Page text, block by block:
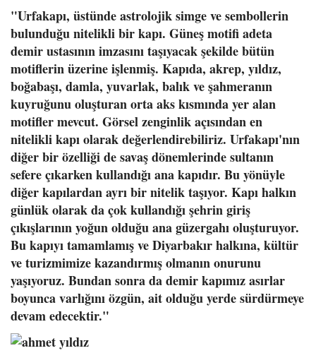
"Urfakapı, üstünde astrolojik simge ve sembollerin
bulunduğu nitelikli bir kapı. Güneş motifi adeta
demir ustasının imzasını taşıyacak şekilde bütün
motiflerin üzerine işlenmiş. Kapıda, akrep, yıldız,
boğabaşı, damla, yuvarlak, balık ve şahmeranın
kuyruğunu oluşturan orta aks kısmında yer alan
motifler mevcut. Görsel zenginlik açısından en
nitelikli kapı olarak değerlendirebiliriz. Urfakapı'nın
diğer bir özelliği de savaş dönemlerinde sultanın
sefere çıkarken kullandığı ana kapıdır. Bu yönüyle
diğer kapılardan ayrı bir nitelik taşıyor. Kapı halkın
günlük olarak da çok kullandığı şehrin giriş
çıkışlarının yoğun olduğu ana güzergahı oluşturuyor.
Bu kapıyı tamamlamış ve Diyarbakır halkına, kültür
ve turizmimize kazandırmış olmanın onurunu
yaşıyoruz. Bundan sonra da demir kapımız asırlar
boyunca varlığını özgün, ait olduğu yerde sürdürmeye
devam edecektir."